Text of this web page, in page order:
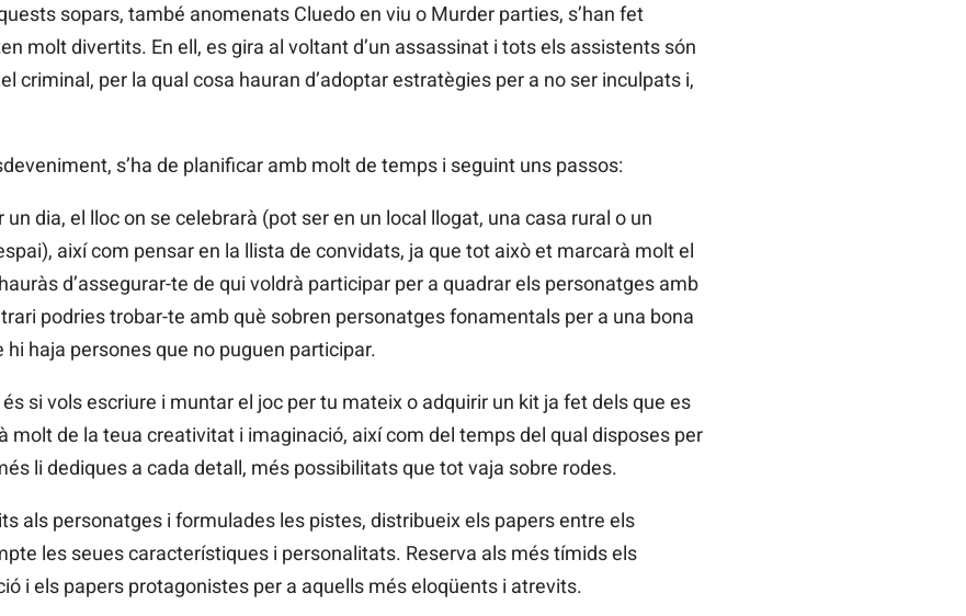
sopars, també anomenats Cluedo en viu o Murder parties, s’han fet
molt divertits. En ell, es gira al voltant d’un assassinat i tots els assistents són
criminal, per la qual cosa hauran d’adoptar estratègies per a no ser inculpats i,
s’ha de planificar amb molt de temps i seguint uns passos:
dia, el lloc on se celebrarà (pot ser en un local llogat, una casa rural o un
així com pensar en la llista de convidats, ja que tot això et marcarà molt el
d’assegurar-te de qui voldrà participar per a quadrar els personatges amb
podries trobar-te amb què sobren personatges fonamentals per a una bona
haja persones que no puguen participar.
si vols escriure i muntar el joc per tu mateix o adquirir un kit ja fet dels que es
molt de la teua creativitat i imaginació, així com del temps del qual disposes per
li dediques a cada detall, més possibilitats que tot vaja sobre rodes.
als personatges i formulades les pistes, distribueix els papers entre els
les seues característiques i personalitats. Reserva als més tímids els
i els papers protagonistes per a aquells més eloqüents i atrevits.